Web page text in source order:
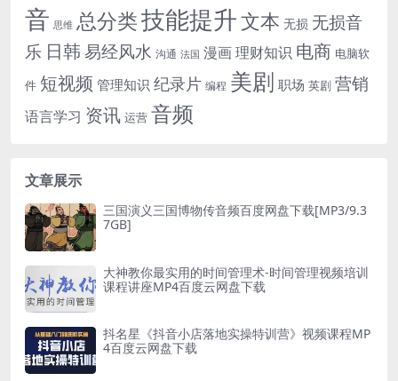
音 思维 总分类技能提升文本 无损 无损音
乐 日韩易经风水 沟通 法国 漫画理财知识 电商 电脑软
件 短视频 管理知识 纪录片 编程 美剧 职场 英剧 营销
语言学习 资讯 运营 音频
文章展示
三国演义三国博物传音频百度网盘下载[MP3/9.3
7GB]
大神教你最实用的时间管理术-时间管理视频培训
课程讲座MP4百度云网盘下载
抖名星《抖音小店落地实操特训营》视频课程MP
4百度云网盘下载